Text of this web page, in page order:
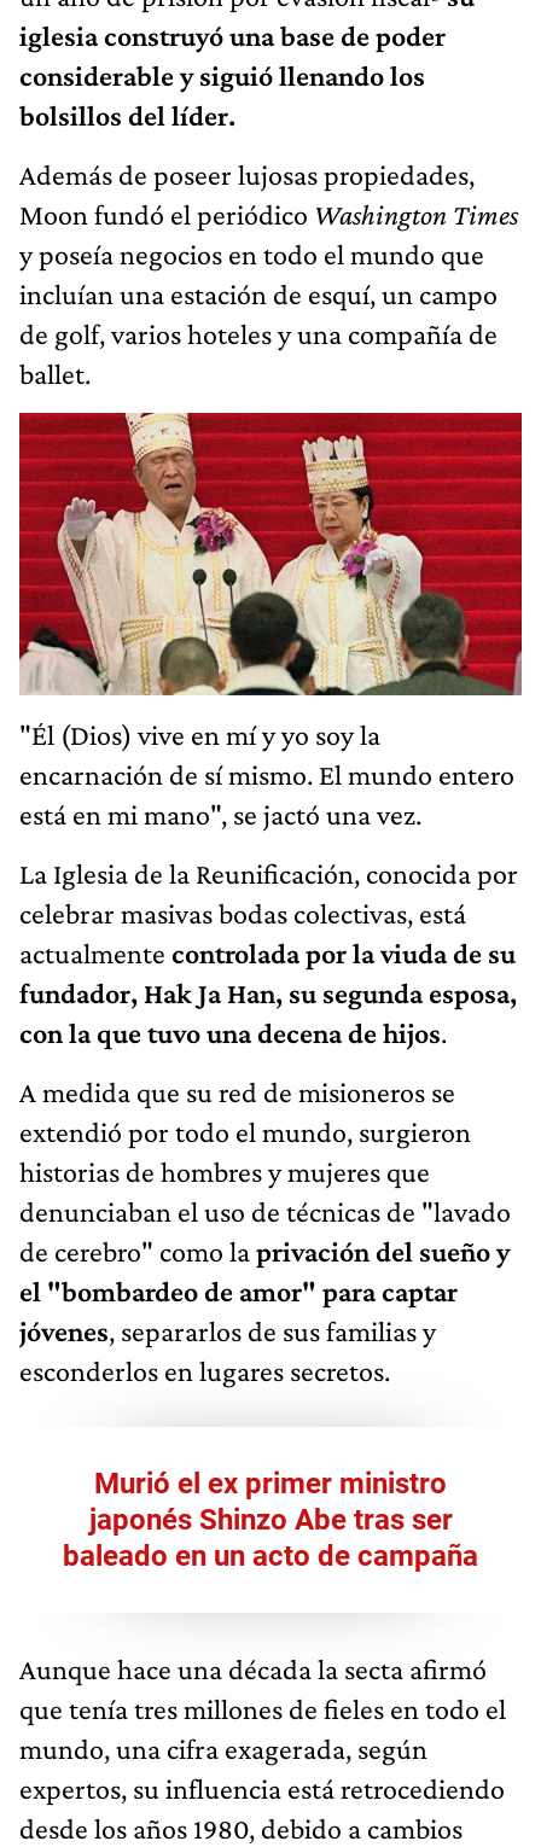
iglesia construyó una base de poder
considerable y siguió llenando los
bolsillos del líder.
Además de poseer lujosas propiedades,
Moon fundó el periódico Washington Times
y poseía negocios en todo el mundo que
incluían una estación de esquí, un campo
de golf, varios hoteles y una compañía de
ballet.
"Él (Dios) vive en mí y yo soy la
encarnación de sí mismo. El mundo entero
está en mi mano", se jactó una vez.
La Iglesia de la Reunificación, conocida por
celebrar masivas bodas colectivas, está
actualmente controlada por la viuda de su
fundador, Hak Ja Han, su segunda esposa,
con la que tuvo una decena de hijos.
A medida que su red de misioneros se
extendió por todo el mundo, surgieron
historias de hombres y mujeres que
denunciaban el uso de técnicas de "lavado
de cerebro" como laprivación del sueño y
el "bombardeo de amor" para captar
jóvenes, separarlos de sus familias y
esconderlos en lugares secretos.
Murió el ex primer ministro
japonés Shinzo Abe tras ser
baleado en un acto de campaña
Aunque hace una década la secta afirmó
que tenía tres millones de fieles en todo el
mundo, una cifra exagerada, según
expertos, su influencia está retrocediendo
desde los años 1980, debido a cambios